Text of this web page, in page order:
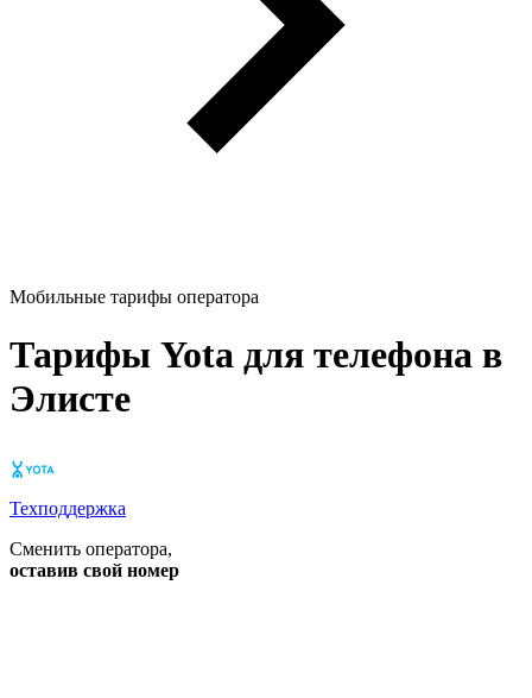
Мобильные тарифы оператора
Тарифы Yota для телефона в
Элисте
Техподдержка
Сменить оператора,
оставив свой номер